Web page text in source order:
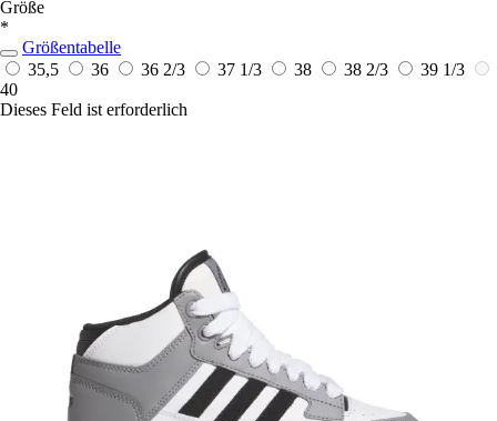
Größe
*
Größentabelle
35,5
36 36 2/3 37 1/3 38 38 2/3
39 1/3
40
Dieses Feld ist erforderlich